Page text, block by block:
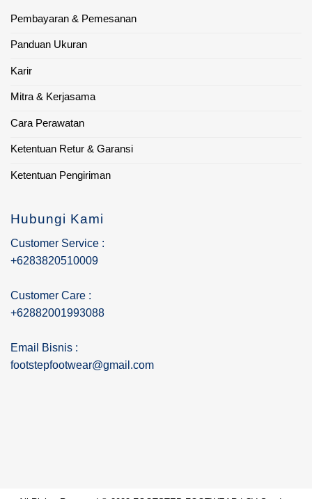
Pembayaran & Pemesanan
Panduan Ukuran
Karir
Mitra & Kerjasama
Cara Perawatan
Ketentuan Retur & Garansi
Ketentuan Pengiriman
Hubungi Kami
Customer Service :
+6283820510009
Customer Care :
+62882001993088
Email Bisnis :
footstepfootwear@gmail.com